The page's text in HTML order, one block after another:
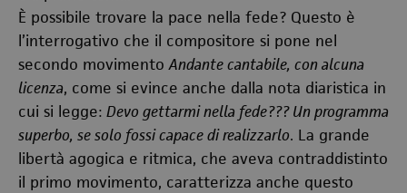
È possibile trovare la pace nella fede? Questo è
l’interrogativo che il compositore si pone nel
secondo movimentoAndante cantabile, con alcuna
licenza, come si evince anche dalla nota diaristica in
cui si legge: Devo gettarmi nella fede??? Un programma
superbo, se solo fossi capace di realizzarlo. La grande
libertà agogica e ritmica, che aveva contraddistinto
il primo movimento, caratterizza anche questo